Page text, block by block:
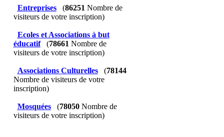
Entreprises (86251 Nombre de
visiteurs de votre inscription)
Ecoles et Associations à but
éducatif
(78661 Nombre de
visiteurs de votre inscription)
Associations Culturelles (78144
Nombre de visiteurs de votre
inscription)
Mosquées (78050Nombre de
visiteurs de votre inscription)